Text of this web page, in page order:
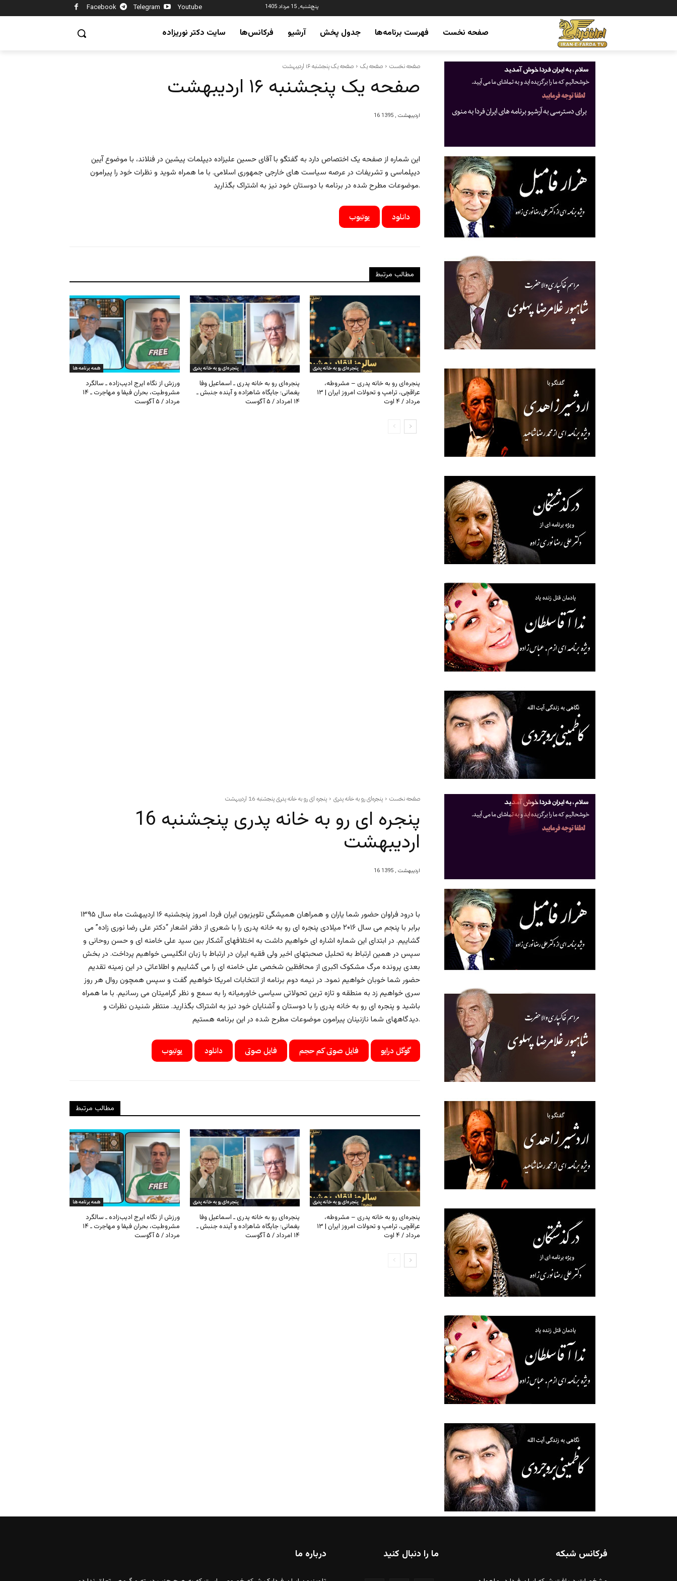
Facebook Telegram Youtube پنج‌شنبه, 15 مرداد 1405
صفحه نخست فهرست برنامه‌ها جدول پخش آرشیو فرکانس‌ها سایت دکتر نوریزاده
صفحه نخست صفحه یک صفحه یک پنجشنبه ۱۶ اردیبهشت
صفحه یک پنجشنبه ۱۶ اردیبهشت
16 اردیبهشت , 1395
این شماره از صفحه یک اختصاص دارد به گفتگو با آقای حسین علیزاده دیپلمات پیشین در فنلاند، با موضوع آیین
دیپلماسی و تشریفات در عرصه سیاست های خارجی جمهوری اسلامی. با ما همراه شوید و نظرات خود را پیرامون
موضوعات مطرح شده در برنامه با دوستان خود نیز به اشتراک بگذارید.
یوتیوب دانلود
مطالب مرتبط
همه برنامه ها
ورزش از نگاه ایرج ادیب‌زاده ـ سالگرد
مشروطیت، بحران فیفا و مهاجرت ـ ۱۴
مرداد / ۵ آگوست
پنجره‌ای رو به خانه پدری
پنجره‌ای رو به خانه پدری ـ اسماعیل وفا
یغمائی؛ جایگاه شاهزاده و آینده جنبش ـ
۱۴ امرداد / ۵ آگوست
پنجره‌ای رو به خانه پدری
پنجره‌ای رو به خانه پدری – مشروطه،
عراقچی، ترامپ و تحولات امروز ایران | ۱۳
مرداد / ۴ اوت
فرکانس شبکه ما را دنبال کنید درباره ما